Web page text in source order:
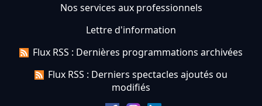
Nos services aux professionnels
Lettre d'information
Flux RSS : Dernières programmations archivées
Flux RSS : Derniers spectacles ajoutés ou
modifiés